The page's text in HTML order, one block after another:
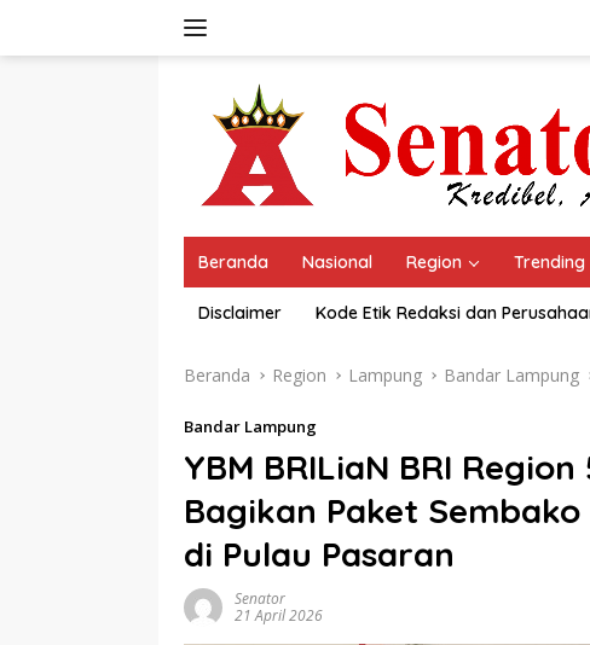
Beranda Nasional Region Trending
Disclaimer Kode Etik Redaksi dan
Beranda Region Lampung Bandar Lampung
Bandar Lampung
YBM BRILiaN BRI
Bagikan Paket
di Pulau Pasaran
Senator
21 April 2026